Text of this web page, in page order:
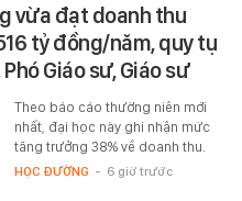
vừa đạt doanh thu
tỷ đồng/năm, quy tụ
Giáo sư, Giáo sư
Theo báo cáo thường niên mới
nhất, đại học này ghi nhận mức
tăng trưởng 38% về doanh thu.
HỌC ĐƯỜNG - 6 giờ trước